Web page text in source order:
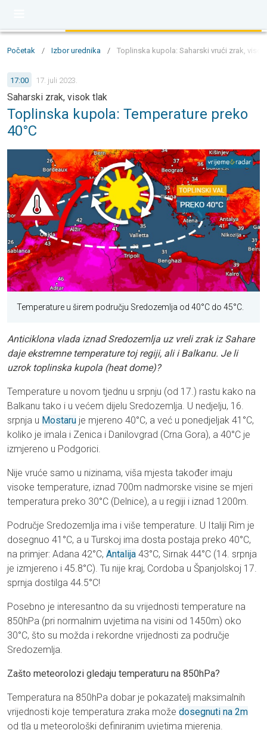
Početak / Izbor urednika / Toplinska kupola: Saharski vrući zrak,
17:00 17. juli 2023.
Saharski zrak, visok tlak
Toplinska kupola: Temperature preko
40°C
Temperature u širem području Sredozemlja od 40°C do 45°C.
Anticiklona vlada iznad Sredozemlja uz vreli zrak iz Sahare
daje ekstremne temperature toj regiji, ali i Balkanu. Je li
uzrok toplinska kupola (heat dome)?
Temperature u novom tjednu u srpnju (od 17.) rastu kako na
Balkanu tako i u većem dijelu Sredozemlja. U nedjelju, 16.
srpnja u Mostaru je mjereno 40°C, a već u ponedjeljak 41°C,
koliko je imala i Zenica i Danilovgrad (Crna Gora), a 40°C je
izmjereno u Podgorici.
Nije vruće samo u nizinama, viša mjesta također imaju
visoke temperature, iznad 700m nadmorske visine se mjeri
temperatura preko 30°C (Delnice), a u regiji i iznad 1200m.
Područje Sredozemlja ima i više temperature. U Italiji Rim je
dosegnuo 41°C, a u Turskoj ima dosta postaja preko 40°C,
na primjer: Adana 42°C, Antalija 43°C, Sirnak 44°C (14. srpnja
je izmjereno i 45.8°C). Tu nije kraj, Cordoba u Španjolskoj 17.
sprnja dostilga 44.5°C!
Posebno je interesantno da su vrijednosti temperature na
850hPa (pri normalnim uvjetima na visini od 1450m) oko
30°C, što su možda i rekordne vrijednosti za područje
Sredozemlja.
Zašto meteorolozi gledaju temperaturu na 850hPa?
Temperatura na 850hPa dobar je pokazatelj maksimalnih
vrijednosti koje temperatura zraka može dosegnuti na 2m
od tla u meteorološki definiranim uvjetima mjerenja.